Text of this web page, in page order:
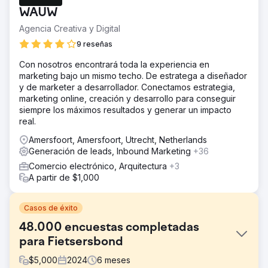
WAUW
Agencia Creativa y Digital
9 reseñas
Con nosotros encontrará toda la experiencia en
marketing bajo un mismo techo. De estratega a diseñador
y de marketer a desarrollador. Conectamos estrategia,
marketing online, creación y desarrollo para conseguir
siempre los máximos resultados y generar un impacto
real.
Amersfoort, Amersfoort, Utrecht, Netherlands
Generación de leads, Inbound Marketing +36
Comercio electrónico, Arquitectura +3
A partir de $1,000
Casos de éxito
48.000 encuestas completadas
para Fietsersbond
$5,000 2024 6 meses